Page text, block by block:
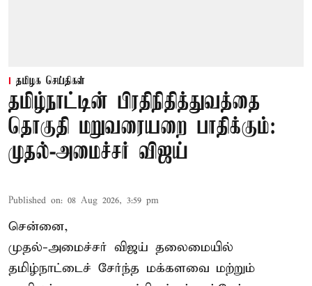
தமிழக செய்திகள்
தமிழ்நாட்டின் பிரதிநிதித்துவத்தை
தொகுதி மறுவரையறை பாதிக்கும்:
முதல்-அமைச்சர் விஜய்
Published on: 08 Aug 2026, 3:59 pm
சென்னை,
முதல்-அமைச்சர் விஜய் தலைமையில்
தமிழ்நாட்டைச் சேர்ந்த மக்களவை மற்றும்